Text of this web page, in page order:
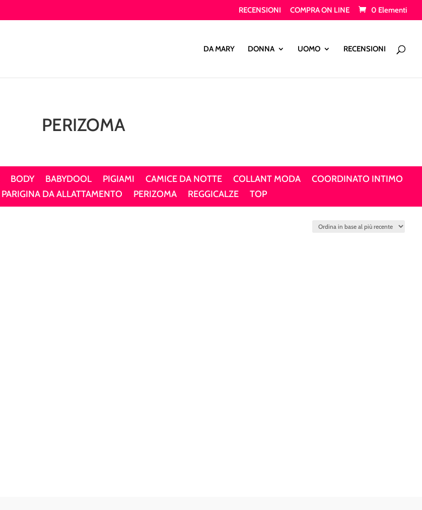
RECENSIONI COMPRA ON LINE 0 Elementi
DA MARY DONNA UOMO RECENSIONI
Products
PERIZOMA
BODY BABYDOOL PIGIAMI CAMICE DA NOTTE COLLANT MODA
COORDINATO INTIMO
PARIGINA DA ALLATTAMENTO PERIZOMA REGGICALZE TOP